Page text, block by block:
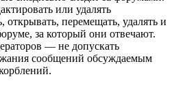
или удалять
открывать, перемещать, удалять и
за который они отвечают.
— не допускать
сообщений обсуждаемым